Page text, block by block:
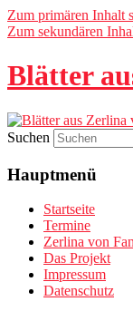
Zum primären Inhalt
Zum sekundären
Blätter
Suchen
Hauptmenü
Startseite
Termine
Zerlina von
Das Projekt
Impressum
Datenschutz